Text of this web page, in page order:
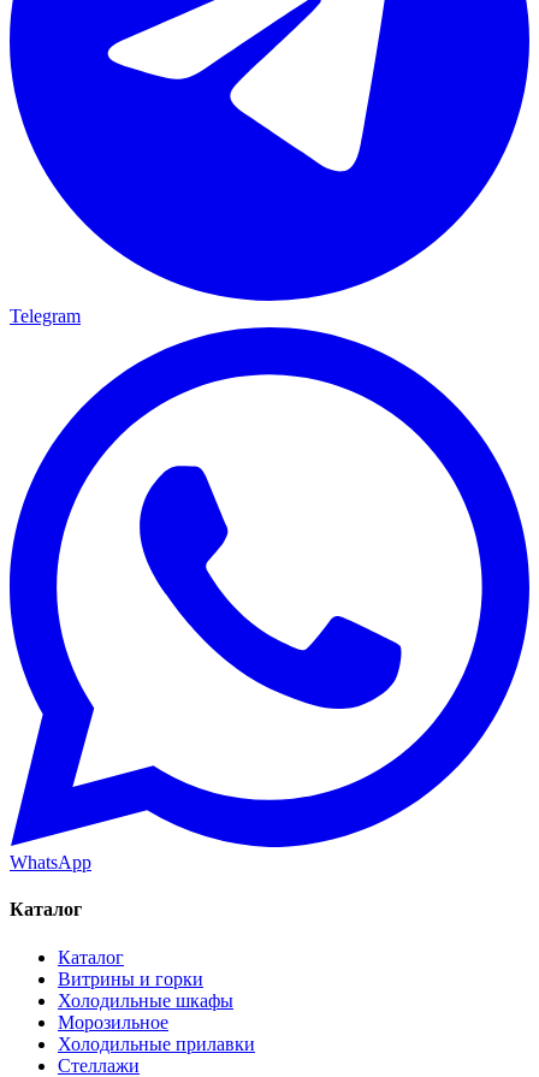
Telegram
WhatsApp
Каталог
Каталог
Витрины и горки
Холодильные шкафы
Морозильное
Холодильные прилавки
Стеллажи